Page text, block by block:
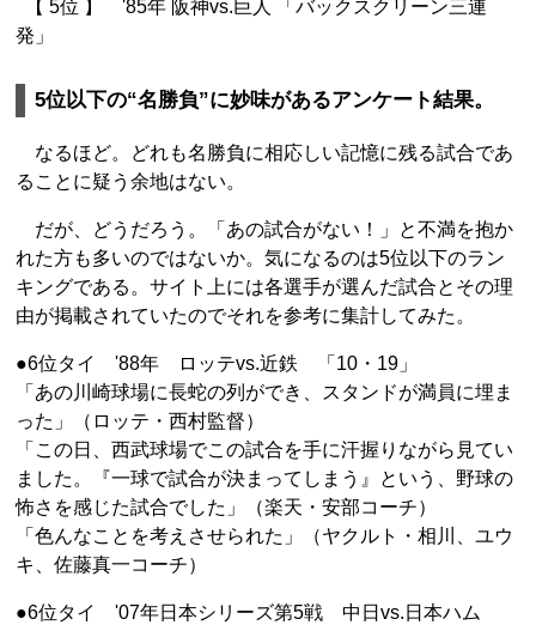
【 5位 】 '85年 阪神vs.巨人 「バックスクリーン三連
発」
5位以下の“名勝負”に妙味があるアンケート結果。
なるほど。どれも名勝負に相応しい記憶に残る試合であ
ることに疑う余地はない。
だが、どうだろう。「あの試合がない！」と不満を抱か
れた方も多いのではないか。気になるのは5位以下のラン
キングである。サイト上には各選手が選んだ試合とその理
由が掲載されていたのでそれを参考に集計してみた。
●6位タイ '88年 ロッテvs.近鉄 「10・19」
「あの川崎球場に長蛇の列ができ、スタンドが満員に埋ま
った」（ロッテ・西村監督）
「この日、西武球場でこの試合を手に汗握りながら見てい
ました。『一球で試合が決まってしまう』という、野球の
怖さを感じた試合でした」（楽天・安部コーチ）
「色んなことを考えさせられた」（ヤクルト・相川、ユウ
キ、佐藤真一コーチ）
●6位タイ '07年日本シリーズ第5戦 中日vs.日本ハム